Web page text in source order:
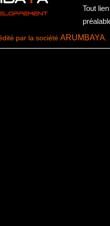
Tout
par la société ARUMBAYA